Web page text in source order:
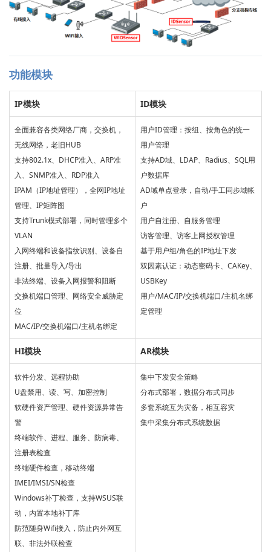
功能模块
IP模块 ID模块
全面兼容各类网络厂商，交换机，
无线网络，老旧HUB
支持802.1x、DHCP准入、ARP准
入、SNMP准入、RDP准入
IPAM（IP地址管理），全网IP地址
管理、IP矩阵图
支持Trunk模式部署，同时管理多个
VLAN
入网终端和设备指纹识别、设备自
注册、批量导入/导出
非法终端、设备入网报警和阻断
交换机端口管理、网络安全威胁定
位
MAC/IP/交换机端口/主机名绑定
用户ID管理：按组、按角色的统一
用户管理
支持AD域、LDAP、Radius、SQL用
户数据库
AD域单点登录，自动/手工同步域帐
户
用户自注册、自服务管理
访客管理、访客上网授权管理
基于用户组/角色的IP地址下发
双因素认证：动态密码卡、CAKey、
USBKey
用户/MAC/IP/交换机端口/主机名绑
定管理
HI模块 AR模块
软件分发、远程协助
U盘禁用、读、写、加密控制
软硬件资产管理、硬件资源异常告
警
终端软件、进程、服务、防病毒、
注册表检查
终端硬件检查，移动终端
IMEI/IMSI/SN检查
Windows补丁检查，支持WSUS联
动，内置本地补丁库
防范随身Wiﬁ接入，防止内外网互
联、非法外联检查
集中下发安全策略
分布式部署，数据分布式同步
多套系统互为灾备，相互容灾
集中采集分布式系统数据